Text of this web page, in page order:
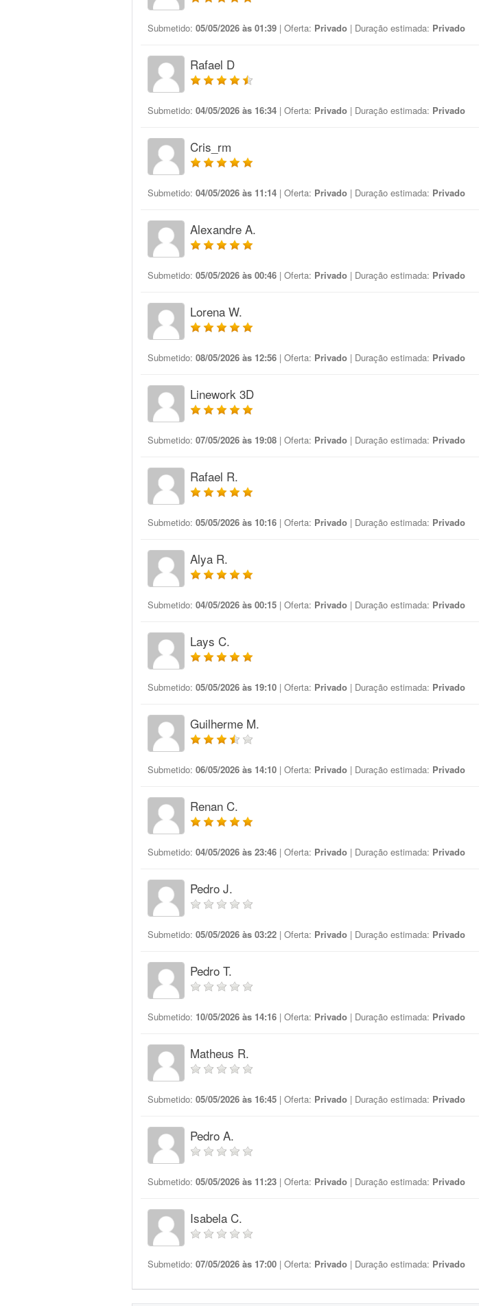
Submetido: 05/05/2026 às 01:39 | Oferta: Privado | Duração estimada: Privado
Rafael D
Submetido: 04/05/2026 às 16:34 | Oferta: Privado | Duração estimada: Privado
Cris_rm
Submetido: 04/05/2026 às 11:14 | Oferta: Privado | Duração estimada: Privado
Alexandre A.
Submetido: 05/05/2026 às 00:46 | Oferta: Privado | Duração estimada: Privado
Lorena W.
Submetido: 08/05/2026 às 12:56 | Oferta: Privado | Duração estimada: Privado
Linework 3D
Submetido: 07/05/2026 às 19:08 | Oferta: Privado | Duração estimada: Privado
Rafael R.
Submetido: 05/05/2026 às 10:16 | Oferta: Privado | Duração estimada: Privado
Alya R.
Submetido: 04/05/2026 às 00:15 | Oferta: Privado | Duração estimada: Privado
Lays C.
Submetido: 05/05/2026 às 19:10 | Oferta: Privado | Duração estimada: Privado
Guilherme M.
Submetido: 06/05/2026 às 14:10 | Oferta: Privado | Duração estimada: Privado
Renan C.
Submetido: 04/05/2026 às 23:46 | Oferta: Privado | Duração estimada: Privado
Pedro J.
Submetido: 05/05/2026 às 03:22 | Oferta: Privado | Duração estimada: Privado
Pedro T.
Submetido: 10/05/2026 às 14:16 | Oferta: Privado | Duração estimada: Privado
Matheus R.
Submetido: 05/05/2026 às 16:45 | Oferta: Privado | Duração estimada: Privado
Pedro A.
Submetido: 05/05/2026 às 11:23 | Oferta: Privado | Duração estimada: Privado
Isabela C.
Submetido: 07/05/2026 às 17:00 | Oferta: Privado | Duração estimada: Privado